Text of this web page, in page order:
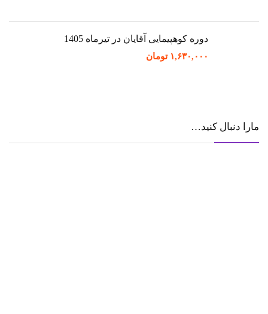
دوره کوهپیمایی آقایان در تیرماه 1405
۱,۶۳۰,۰۰۰ تومان
مارا دنبال کنید…